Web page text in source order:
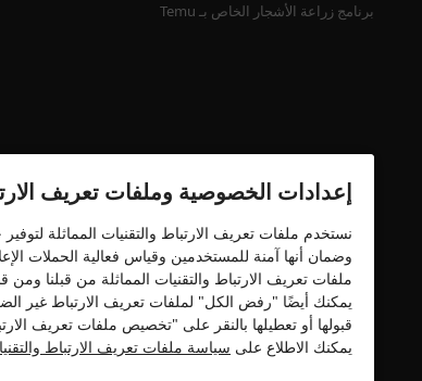
برنامج زراعة الأشجار الخاص بـ Temu
شهادة الأمان
إعدادات الخصوصية وملفات تعريف
نستخدم ملفات تعريف الارتباط والتقنيات المماثلة
وضمان أنها آمنة للمستخدمين وقياس فعالية الحملات
ملفات تعريف الارتباط والتقنيات المماثلة من قبلنا
يمكنك أيضًا "رفض الكل" لملفات تعريف الارتباط غير
قبولها أو تعطيلها بالنقر على "تخصيص ملفات تعريف
يمكنك الاطلاع على سياسة ملفات تعريف الارتباط